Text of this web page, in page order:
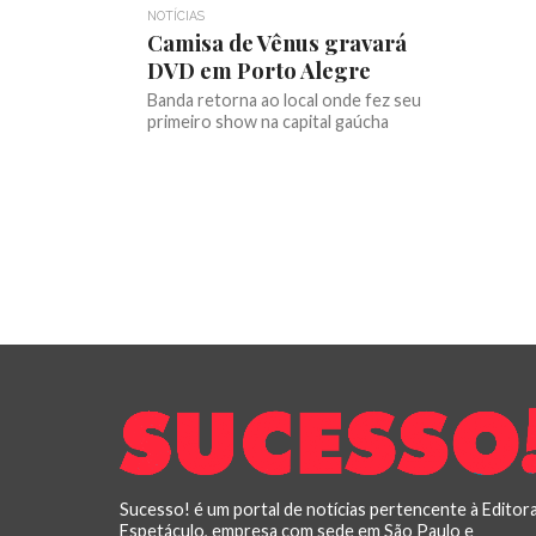
NOTÍCIAS
Camisa de Vênus gravará
DVD em Porto Alegre
Banda retorna ao local onde fez seu
primeiro show na capital gaúcha
Sucesso! é um portal de notícias pertencente à
Espetáculo, empresa com sede em São Paulo e